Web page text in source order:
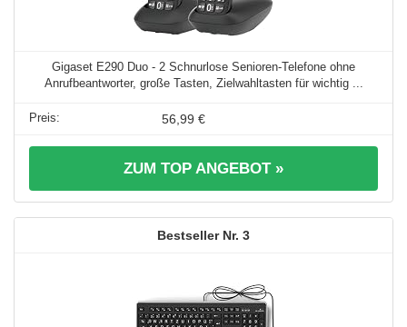
Gigaset E290 Duo - 2 Schnurlose Senioren-Telefone ohne
Anrufbeantworter, große Tasten, Zielwahltasten für wichtig ...
56,99 €
ZUM TOP ANGEBOT »
3